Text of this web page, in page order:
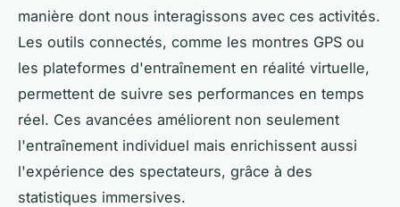
manière dont nous interagissons avec ces activités.
Les outils connectés, comme les montres GPS ou
les plateformes d'entraînement en réalité virtuelle,
permettent de suivre ses performances en temps
réel. Ces avancées améliorent non seulement
l'entraînement individuel mais enrichissent aussi
l'expérience des spectateurs, grâce à des
statistiques immersives.